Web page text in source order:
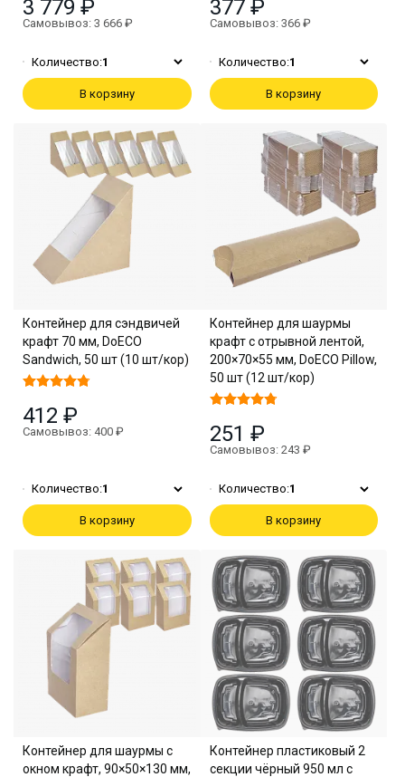
3 779 ₽
Самовывоз: 3 666 ₽
Количество:1
В корзину
377 ₽
Самовывоз: 366 ₽
Количество:1
В корзину
Контейнер для сэндвичей
крафт 70 мм, DoECO
Sandwich, 50 шт (10 шт/кор)
412 ₽
Самовывоз: 400 ₽
Количество:1
В корзину
Контейнер для шаурмы
крафт с отрывной лентой,
200×70×55 мм, DoECO Pillow,
50 шт (12 шт/кор)
251 ₽
Самовывоз: 243 ₽
Количество:1
В корзину
Контейнер для шаурмы с
окном крафт, 90×50×130 мм,
Контейнер пластиковый 2
секции чёрный 950 мл с